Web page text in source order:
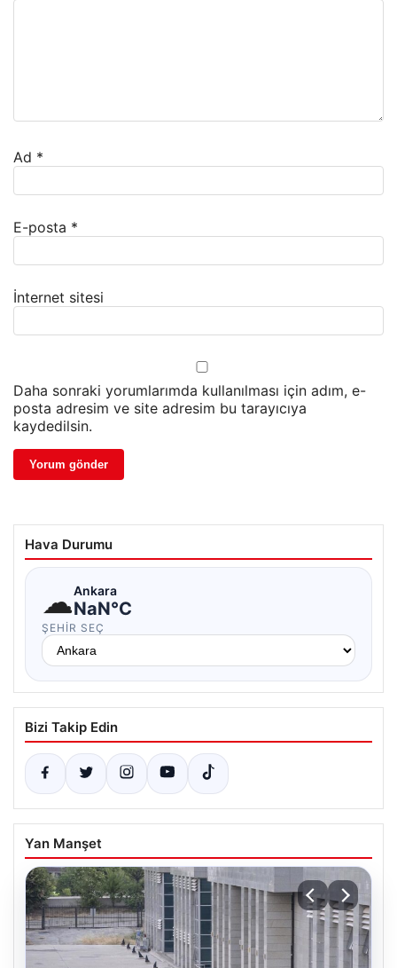
Ad *
E-posta *
İnternet sitesi
Daha sonraki yorumlarımda kullanılması için adım, e-
posta adresim ve site adresim bu tarayıcıya
kaydedilsin.
Hava Durumu
☁Ankara
NaN°C
ŞEHIR SEÇ
Bizi Takip Edin
Yan Manşet